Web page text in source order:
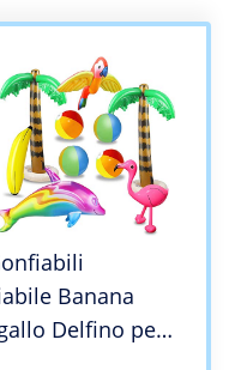
Banana
Delfino per